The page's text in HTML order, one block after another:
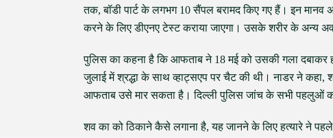
तक, बॉडी पार्ट के लगभग 10 सैंपल बरामद किए गए हैं। इन
करने के लिए डीएनए टेस्ट कराया जाएगा। उसके शरीर के अन्य
पुलिस का कहना है कि आफताब ने 18 मई को उसकी गला दबाकर
जुलाई में श्रद्धा के साथ व्हाट्सएप पर चैट की थी। नाडर ने
आफताब उसे मार सकता है। दिल्ली पुलिस जांच के सभी पहलुओं
शव का को ठिकाने कैसे लगाना है, यह जानने के लिए हत्यारे ने